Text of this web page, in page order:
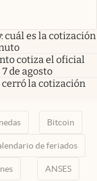
cuál es la cotización
cotiza el oficial
de agosto
cerró la cotización
Bitcoin
de feriados
ANSES